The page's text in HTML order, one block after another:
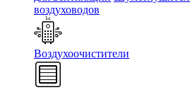
воздуховодов
Воздухоочистители